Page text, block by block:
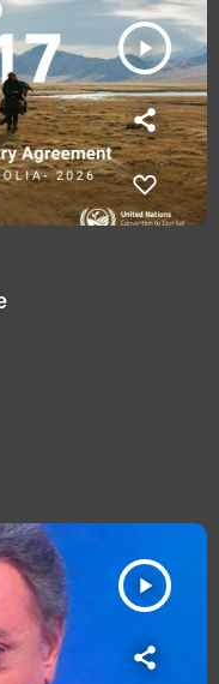
play_arrow
play_arrow